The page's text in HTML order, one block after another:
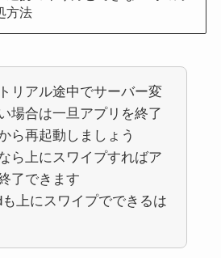
方法
リアル途中でサーバー変
場合は一旦アプリを終了
ら再起動しましょう
ら上にスワイプすればア
了できます
上にスワイプでできるは